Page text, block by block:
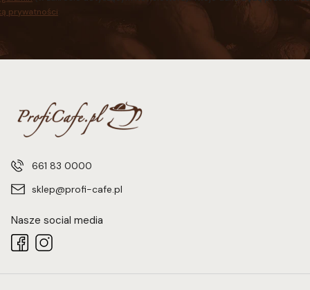
prywatności
661 83 0000
sklep@profi-cafe.pl
Nasze social media